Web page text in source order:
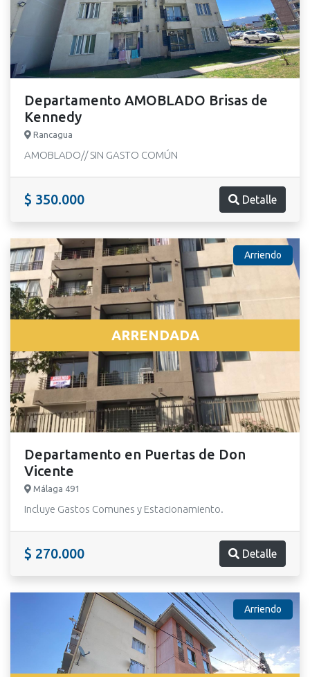
Departamento AMOBLADO Brisas de
Kennedy
Rancagua
AMOBLADO// SIN GASTO COMÚN
$ 350.000 Detalle
Arriendo
ARRENDADA
Departamento en Puertas de Don
Vicente
Málaga 491
Incluye Gastos Comunes y Estacionamiento.
$ 270.000 Detalle
Arriendo